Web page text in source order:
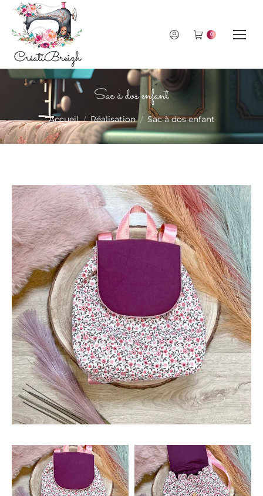
0
Sac à dos enfant
Vous êtes ici :
Accueil Réalisation Sac à dos enfant